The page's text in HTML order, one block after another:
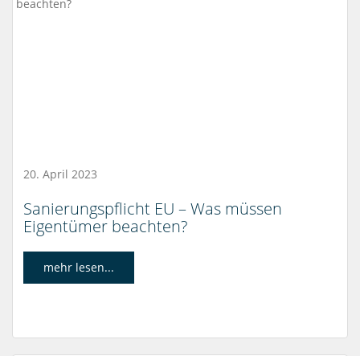
20. April 2023
Sanierungspflicht EU – Was müssen
Eigentümer beachten?
mehr lesen...